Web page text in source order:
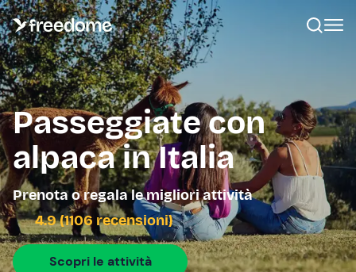
Passeggiate con
alpaca in Italia
Prenota o regala le migliori attività
4.9 (1106 recensioni)
Scopri le attività